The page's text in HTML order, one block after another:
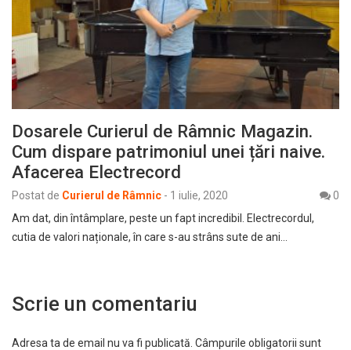
Dosarele Curierul de Râmnic Magazin.
Cum dispare patrimoniul unei țări naive.
Afacerea Electrecord
Postat de Curierul de Râmnic - 1 iulie, 2020
0
Am dat, din întâmplare, peste un fapt incredibil. Electrecordul,
cutia de valori naționale, în care s-au strâns sute de ani…
Scrie un comentariu
Adresa ta de email nu va fi publicată. Câmpurile obligatorii sunt